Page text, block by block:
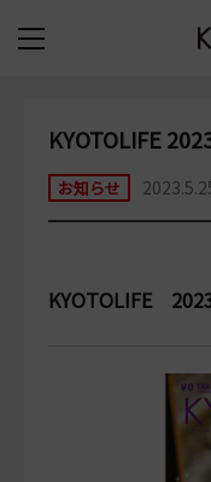
KYOTOLIFE
お知らせ
KYOTOLIFE